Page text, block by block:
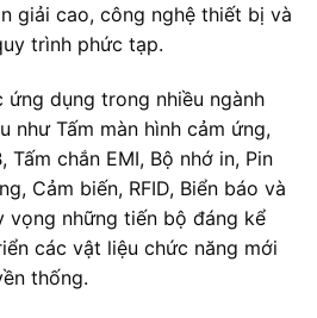
giải cao, công nghệ thiết bị và
trình phức tạp.
dụng trong nhiều ngành
như Tấm màn hình cảm ứng,
Tấm chắn EMI, Bộ nhớ in, Pin
Cảm biến, RFID, Biển báo và
vọng những tiến bộ đáng kể
các vật liệu chức năng mới
thống.